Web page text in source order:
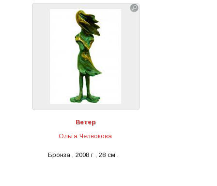
Ветер
Ольга Челнокова
Бронза , 2008 г , 28 см .